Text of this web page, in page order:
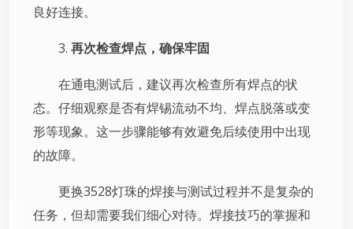
良好连接。
3. 再次检查焊点，确保牢固
在通电测试后，建议再次检查所有焊点的状
态。仔细观察是否有焊锡流动不均、焊点脱落或变
形等现象。这一步骤能够有效避免后续使用中出现
的故障。
更换3528灯珠的焊接与测试过程并不是复杂的
任务，但却需要我们细心对待。焊接技巧的掌握和